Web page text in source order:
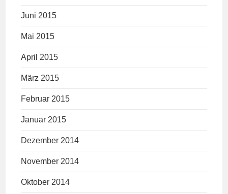
Juni 2015
Mai 2015
April 2015
März 2015
Februar 2015
Januar 2015
Dezember 2014
November 2014
Oktober 2014